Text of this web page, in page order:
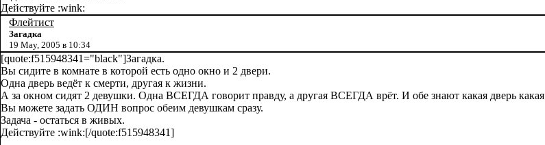
Действуйте :wink:
Флейтист
Загадка
19 May, 2005 в 10:34
[quote:f515948341="black"]Загадка.
Вы сидите в комнате в которой есть одно окно и 2 двери.
Одна дверь ведёт к смерти, другая к жизни.
А за окном сидят 2 девушки. Одна ВСЕГДА говорит правду, а другая ВСЕГДА врёт. И обе знают какая дверь
Вы можете задать ОДИН вопрос обеим девушкам сразу.
Задача - остаться в живых.
Действуйте :wink:[/quote:f515948341]